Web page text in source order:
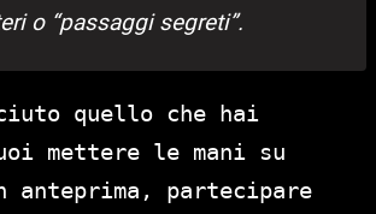
o “passaggi segreti”.
quello che hai
mettere le mani su
anteprima, partecipare